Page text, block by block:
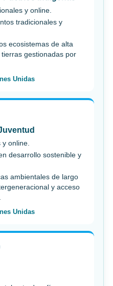
y online.
tradicionales y
ecosistemas de alta
gestionadas por
Unidas
y online.
desarrollo sostenible y
ambientales de largo
y acceso
Unidas